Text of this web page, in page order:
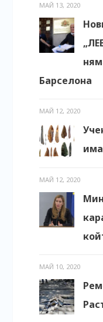
МАЙ 13, 2020
Барселона
МАЙ 12, 2020
МАЙ 12, 2020
МАЙ 10, 2020